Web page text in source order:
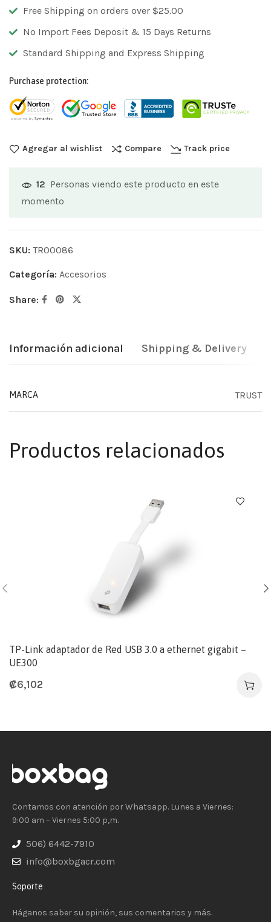
Free Shipping on orders over $25.00
No Import Fees Deposit & 15 Days Returns
Standard Shipping and Express Shipping
Purchase protection:
Agregar al wishlist Compare Track price
12 Personas viendo este producto en este
momento
SKU: TR00086
Categoría: Accesorios
Share:
Información adicional Shipping & Delivery
MARCA TRUST
Productos relacionados
TP-Link adaptador de Red USB 3.0 a ethernet gigabit –
UE300
₡6,102
Contamos con atención por Whatsapp. Lunes a Viernes:
9:00 am – Viernes 5:00 p,m.
506) 6442-7910
info@boxbgacr.com
Soporte
Háganos saber su opinión, sus comentarios y más.